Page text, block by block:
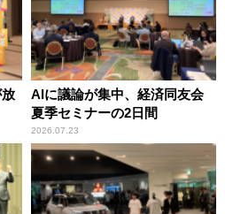
AIに議論が集中、経済同友会
夏季セミナーの2日間
2026.07.23